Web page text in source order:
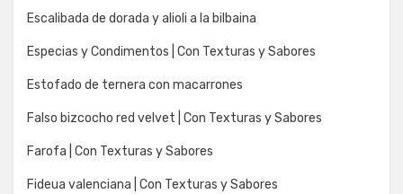
Escalibada de dorada y alioli a la bilbaina
Especias y Condimentos | Con Texturas y Sabores
Estofado de ternera con macarrones
Falso bizcocho red velvet | Con Texturas y Sabores
Farofa | Con Texturas y Sabores
Fideua valenciana | Con Texturas y Sabores